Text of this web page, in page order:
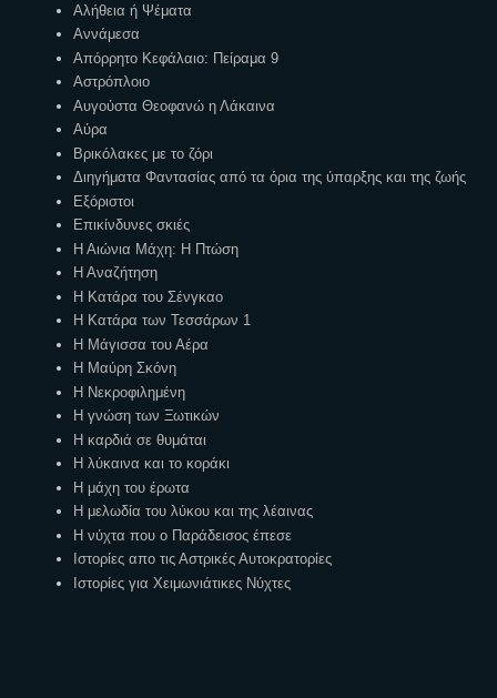
Αλήθεια ή Ψέματα
Αννάμεσα
Απόρρητο Κεφάλαιο: Πείραμα 9
Αστρόπλοιο
Αυγούστα Θεοφανώ η Λάκαινα
Αύρα
Βρικόλακες με το ζόρι
Διηγήματα Φαντασίας από τα όρια της ύπαρξης και της ζωής
Εξόριστοι
Επικίνδυνες σκιές
Η Αιώνια Μάχη: Η Πτώση
Η Αναζήτηση
Η Κατάρα του Σένγκαο
Η Κατάρα των Τεσσάρων 1
Η Μάγισσα του Αέρα
Η Μαύρη Σκόνη
Η Νεκροφιλημένη
Η γνώση των Ξωτικών
Η καρδιά σε θυμάται
Η λύκαινα και το κοράκι
Η μάχη του έρωτα
Η μελωδία του λύκου και της λέαινας
Η νύχτα που ο Παράδεισος έπεσε
Ιστορίες απο τις Αστρικές Αυτοκρατορίες
Ιστορίες για Χειμωνιάτικες Νύχτες